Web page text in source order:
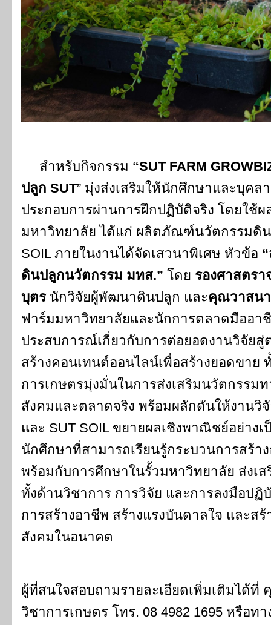
สำหรับกิจกรรม “SUT FARM
ปลูก SUT” มุ่งส่งเสริมให้นักศึกษาและบุคล
ประกอบการผ่านการฝึกปฏิบัติจริง โดยใช้
มหาวิทยาลัย ได้แก่ ผลิตภัณฑ์นวัตกรรมดิน
SOIL ภายในงานได้จัดเสวนาพิเศษ หัวข้อ
ดินปลูกนวัตกรรม มทส.” โดย รองศาสตร
บุตร นักวิจัยผู้พัฒนาดินปลูก และคุณวาสน
ฟาร์มมหาวิทยาลัยและนักการตลาดมืออา
ประสบการณ์เกี่ยวกับการต่อยอดงานวิจัยสู่
สร้างคอนเทนต์ออนไลน์เพื่อสร้างยอดขาย
การเกษตรมุ่งมั่นในการส่งเสริมนวัตกรรม
สังคมและตลาดจริง พร้อมผลักดันให้งานวิจั
และ SUT SOIL ขยายผลเชิงพาณิชย์อย่าง
นักศึกษาที่สามารถเรียนรู้กระบวนการสร้า
พร้อมกับการศึกษาในรั้วมหาวิทยาลัย ส่งเส
ทั้งด้านวิชาการ การวิจัย และการลงมือปฏิ
การสร้างอาชีพ สร้างแรงบันดาลใจ และส
สังคมในอนาคต
ผู้ที่สนใจสอบถามรายละเอียดเพิ่มเติมได้
วิชาการเกษตร โทร. 08 4982 1695 หรือท